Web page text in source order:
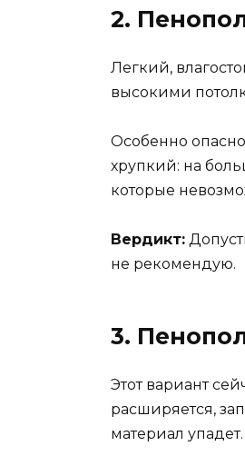
2.
Легкий,
высокими
Особенно
хрупкий: на
которые
Вердикт:
не рекомендую.
3.
Этот вариант
расширяется,
материал упадет.